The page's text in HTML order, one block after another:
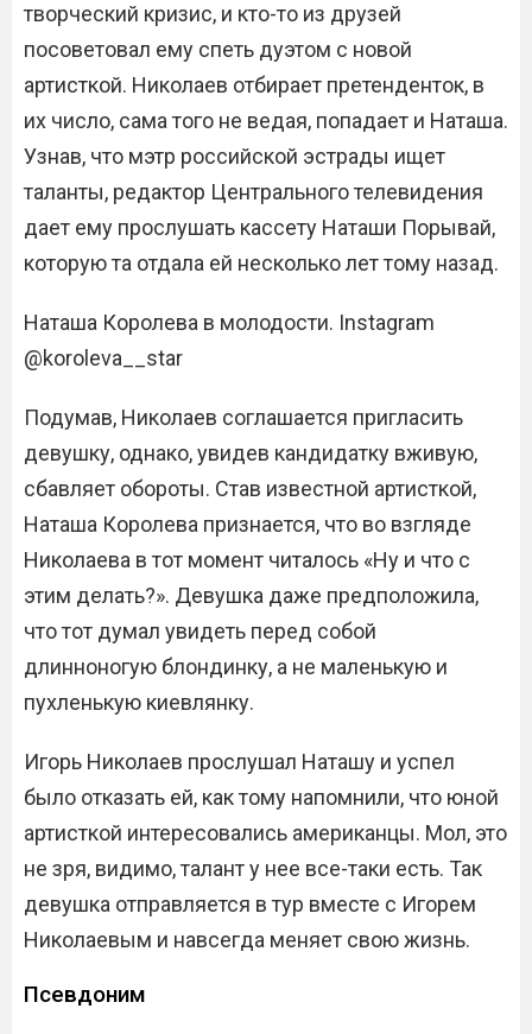
творческий кризис, и кто-то из друзей
посоветовал ему спеть дуэтом с новой
артисткой. Николаев отбирает претенденток, в
их число, сама того не ведая, попадает и Наташа.
Узнав, что мэтр российской эстрады ищет
таланты, редактор Центрального телевидения
дает ему прослушать кассету Наташи Порывай,
которую та отдала ей несколько лет тому назад.
Наташа Королева в молодости. Instagram
@koroleva__star
Подумав, Николаев соглашается пригласить
девушку, однако, увидев кандидатку вживую,
сбавляет обороты. Став известной артисткой,
Наташа Королева признается, что во взгляде
Николаева в тот момент читалось «Ну и что с
этим делать?». Девушка даже предположила,
что тот думал увидеть перед собой
длинноногую блондинку, а не маленькую и
пухленькую киевлянку.
Игорь Николаев прослушал Наташу и успел
было отказать ей, как тому напомнили, что юной
артисткой интересовались американцы. Мол, это
не зря, видимо, талант у нее все-таки есть. Так
девушка отправляется в тур вместе с Игорем
Николаевым и навсегда меняет свою жизнь.
Псевдоним